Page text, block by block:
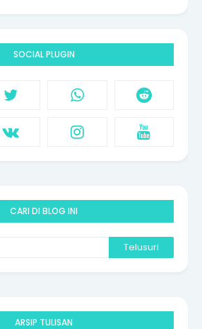
SOCIAL PLUGIN
CARI DI BLOG INI
ARSIP TULISAN